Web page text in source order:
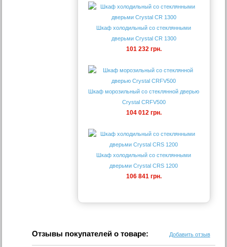
Шкаф холодильный со стеклянными
дверьми Crystal CR 1300
101 232 грн.
Шкаф морозильный со стеклянной дверью
Crystal CRFV500
104 012 грн.
Шкаф холодильный со стеклянными
дверьми Crystal CRS 1200
106 841 грн.
Отзывы покупателей о товаре: Добавить отзыв